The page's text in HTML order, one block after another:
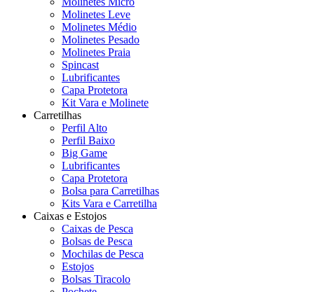
Molinetes Leve
Molinetes Médio
Molinetes Pesado
Molinetes Praia
Spincast
Lubrificantes
Capa Protetora
Kit Vara e Molinete
Carretilhas
Perfil Alto
Perfil Baixo
Big Game
Lubrificantes
Capa Protetora
Bolsa para Carretilhas
Kits Vara e Carretilha
Caixas e Estojos
Caixas de Pesca
Bolsas de Pesca
Mochilas de Pesca
Estojos
Bolsas Tiracolo